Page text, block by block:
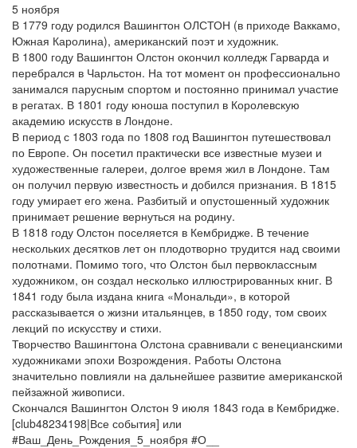
5 ноября
В 1779 году родился Вашингтон ОЛСТОН (в приходе Ваккамо,
Южная Каролина), американский поэт и художник.
В 1800 году Вашингтон Олстон окончил колледж Гарварда и
перебрался в Чарльстон. На тот момент он профессионально
занимался парусным спортом и постоянно принимал участие
в регатах. В 1801 году юноша поступил в Королевскую
академию искусств в Лондоне.
В период с 1803 года по 1808 год Вашингтон путешествовал
по Европе. Он посетил практически все известные музеи и
художественные галереи, долгое время жил в Лондоне. Там
он получил первую известность и добился признания. В 1815
году умирает его жена. Разбитый и опустошенный художник
принимает решение вернуться на родину.
В 1818 году Олстон поселяется в Кембридже. В течение
нескольких десятков лет он плодотворно трудится над своими
полотнами. Помимо того, что Олстон был первоклассным
художником, он создал несколько иллюстрированных книг. В
1841 году была издана книга «Мональди», в которой
рассказывается о жизни итальянцев, в 1850 году, том своих
лекций по искусству и стихи.
Творчество Вашингтона Олстона сравнивали с венецианскими
художниками эпохи Возрождения. Работы Олстона
значительно повлияли на дальнейшее развитие американской
пейзажной живописи.
Скончался Вашингтон Олстон 9 июля 1843 года в Кембридже.
[club48234198|Все события] или
#Ваш_День_Рождения_5_ноября #О__